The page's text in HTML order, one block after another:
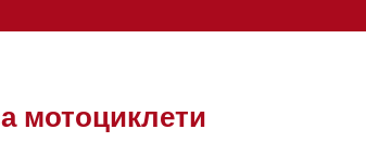
мотоциклети